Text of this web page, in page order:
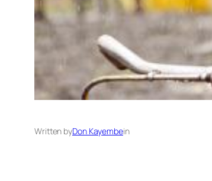
Written byDon Kayembein